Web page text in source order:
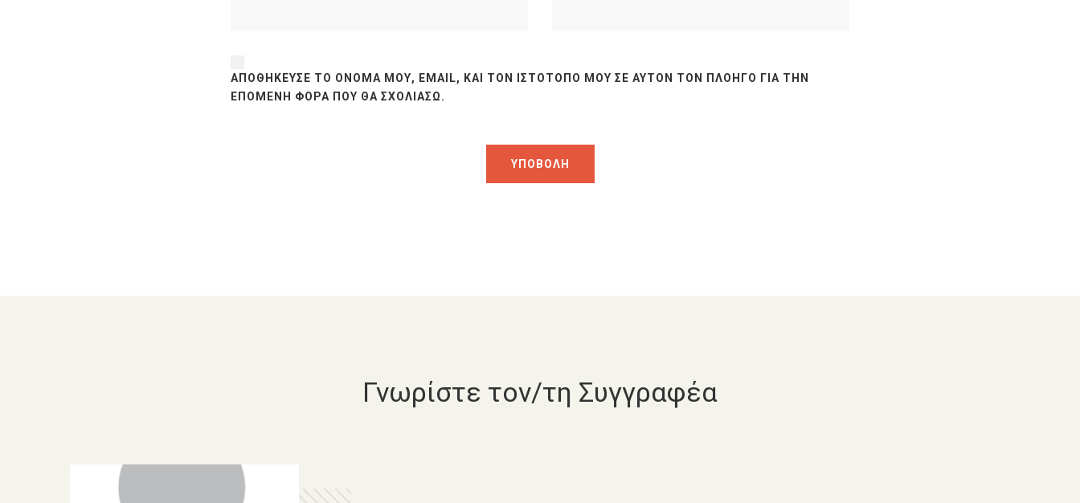
ΑΠΟΘΉΚΕΥΣΕ ΤΟ ΌΝΟΜΆ ΜΟΥ, EMAIL, ΚΑΙ ΤΟΝ ΙΣΤΌΤΟΠΟ ΜΟΥ ΣΕ ΑΥΤΌΝ ΤΟΝ ΠΛΟΗΓΌ ΓΙΑ ΤΗΝ
ΕΠΌΜΕΝΗ ΦΟΡΆ ΠΟΥ ΘΑ ΣΧΟΛΙΆΣΩ.
Γνωρίστε τον/τη Συγγραφέα